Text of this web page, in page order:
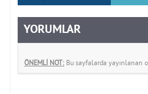
YORUMLAR
ÖNEMLİ NOT: Bu sayfalarda yayınlanan